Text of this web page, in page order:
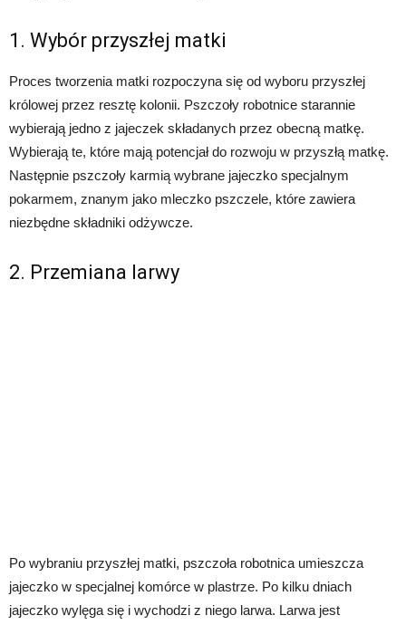
1. Wybór przyszłej matki
Proces tworzenia matki rozpoczyna się od wyboru przyszłej
królowej przez resztę kolonii. Pszczoły robotnice starannie
wybierają jedno z jajeczek składanych przez obecną matkę.
Wybierają te, które mają potencjał do rozwoju w przyszłą matkę.
Następnie pszczoły karmią wybrane jajeczko specjalnym
pokarmem, znanym jako mleczko pszczele, które zawiera
niezbędne składniki odżywcze.
2. Przemiana larwy
Po wybraniu przyszłej matki, pszczoła robotnica umieszcza
jajeczko w specjalnej komórce w plastrze. Po kilku dniach
jajeczko wylęga się i wychodzi z niego larwa. Larwa jest